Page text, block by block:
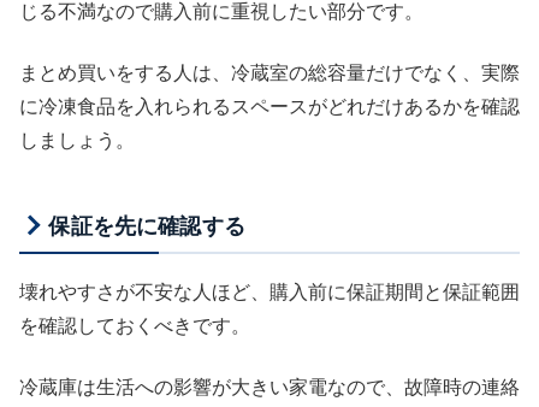
じる不満なので購入前に重視したい部分です。
まとめ買いをする人は、冷蔵室の総容量だけでなく、実際
に冷凍食品を入れられるスペースがどれだけあるかを確認
しましょう。
保証を先に確認する
壊れやすさが不安な人ほど、購入前に保証期間と保証範囲
を確認しておくべきです。
冷蔵庫は生活への影響が大きい家電なので、故障時の連絡